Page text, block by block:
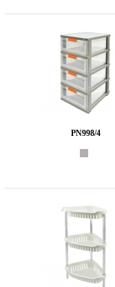
PN998/4